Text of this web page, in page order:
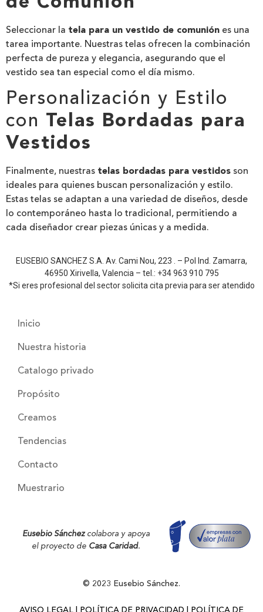
Seleccionar la tela para un vestido de comunión es una
tarea importante. Nuestras telas ofrecen la combinación
perfecta de pureza y elegancia, asegurando que el
vestido sea tan especial como el día mismo.
Personalización y Estilo
con Telas Bordadas para
Vestidos
Finalmente, nuestras telas bordadas para vestidos son
ideales para quienes buscan personalización y estilo.
Estas telas se adaptan a una variedad de diseños, desde
lo contemporáneo hasta lo tradicional, permitiendo a
cada diseñador crear piezas únicas y a medida.
EUSEBIO SANCHEZ S.A. Av. Cami Nou, 223 . – Pol Ind. Zamarra,
46950 Xirivella, Valencia – tel.: +34 963 910 795
*Si eres profesional del sector solicita cita previa para ser atendido
Inicio
Nuestra historia
Catalogo privado
Propósito
Creamos
Tendencias
Contacto
Muestrario
Eusebio Sánchezcolabora y apoya
el proyecto de Casa Caridad.
© 2023 Eusebio Sánchez.